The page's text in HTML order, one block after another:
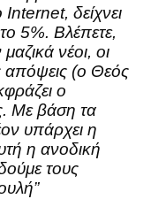
Internet, δείχνει
5%. Βλέπετε,
νέοι, οι
απόψεις (ο Θεός
ο
Με βάση τα
υπάρχει η
η ανοδική
τους